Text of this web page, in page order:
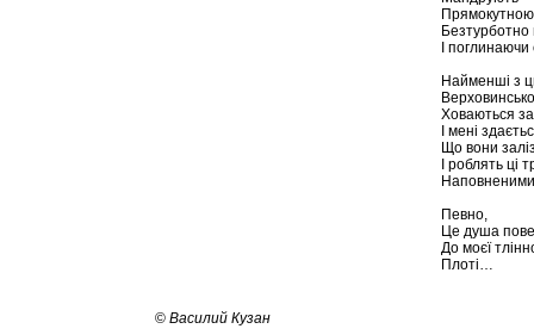
Безтурботно
І
Найменші з
Ховаються
І мені
Що вони
І роблять ці
Певно,
Це душа
До моєї
Плоті…
© Василий Кузан